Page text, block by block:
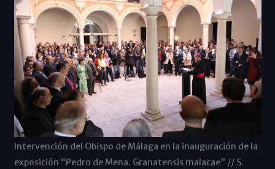
Intervención del Obispo de Málaga en la inauguración de la
exposición “Pedro de Mena. Granatensis malacae” // S.